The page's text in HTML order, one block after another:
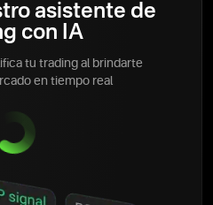
asistente de
con IA
tu trading al brindarte
en tiempo real